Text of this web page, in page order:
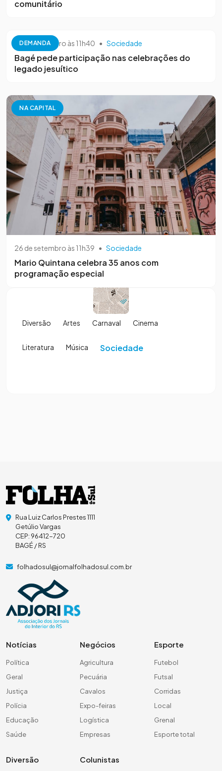
comunitário
DEMANDA
26 de setembro às 11h40 • Sociedade
Bagé pede participação nas celebrações do
legado jesuítico
NA CAPITAL
26 de setembro às 11h39 • Sociedade
Mario Quintana celebra 35 anos com
programação especial
Diversão Artes Carnaval Cinema
Literatura Música Sociedade
Rua Luiz Carlos Prestes 1111
Getúlio Vargas
CEP: 96412-720
BAGÉ / RS
folhadosul@jornalfolhadosul.com.br
Notícias
Política
Geral
Justiça
Polícia
Educação
Saúde
Negócios
Agricultura
Pecuária
Cavalos
Expo-feiras
Logística
Empresas
Esporte
Futebol
Futsal
Corridas
Local
Grenal
Esporte total
Diversão Colunistas